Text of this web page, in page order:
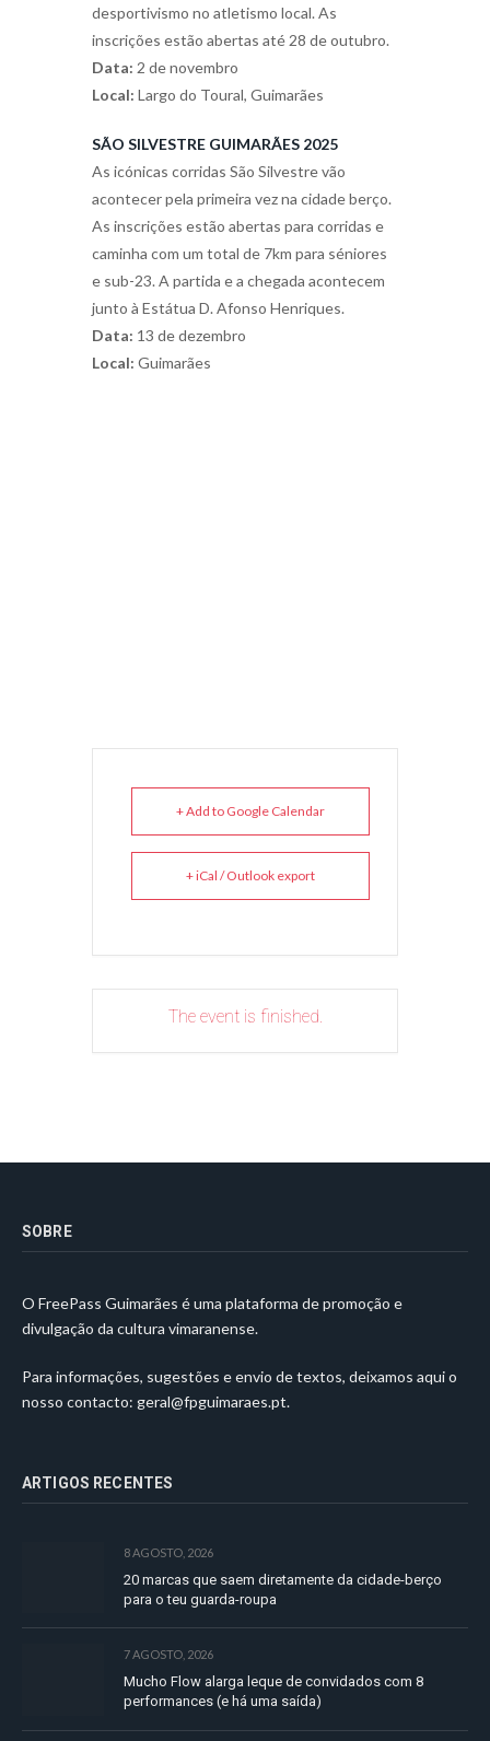
desportivismo no atletismo local. As
inscrições estão abertas até 28 de outubro.
Data: 2 de novembro
Local: Largo do Toural, Guimarães
SÃO SILVESTRE GUIMARÃES 2025
As icónicas corridas São Silvestre vão
acontecer pela primeira vez na cidade berço.
As inscrições estão abertas para corridas e
caminha com um total de 7km para séniores
e sub-23. A partida e a chegada acontecem
junto à Estátua D. Afonso Henriques.
Data: 13 de dezembro
Local: Guimarães
+ Add to Google Calendar
+ iCal / Outlook export
The event is finished.
SOBRE
O FreePass Guimarães é uma plataforma de promoção e
divulgação da cultura vimaranense.
Para informações, sugestões e envio de textos, deixamos aqui o
nosso contacto: geral@fpguimaraes.pt.
ARTIGOS RECENTES
8 AGOSTO, 2026
20 marcas que saem diretamente da cidade-berço
para o teu guarda-roupa
7 AGOSTO, 2026
Mucho Flow alarga leque de convidados com 8
performances (e há uma saída)